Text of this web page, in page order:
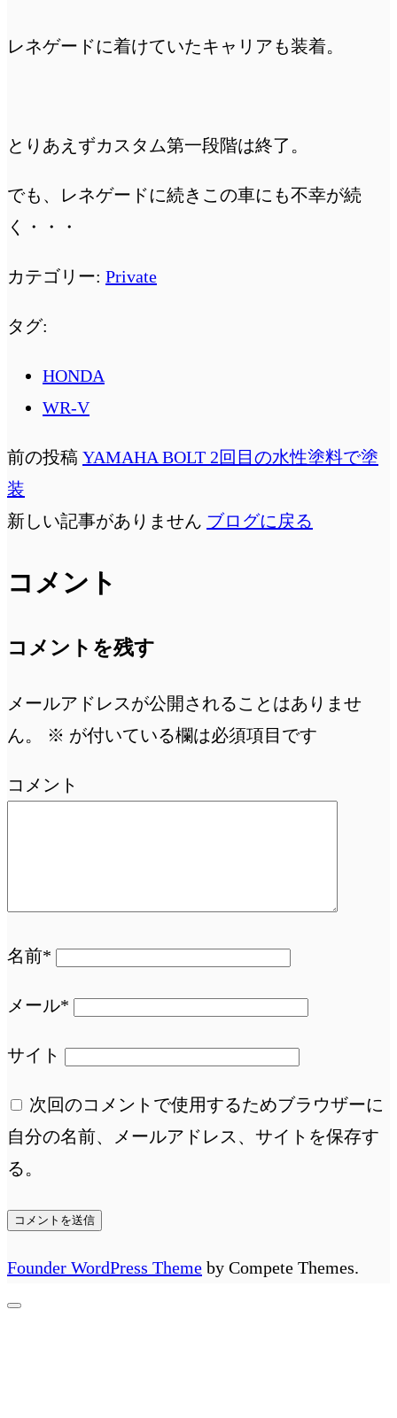
レネゲードに着けていたキャリアも装着。
とりあえずカスタム第一段階は終了。
でも、レネゲードに続きこの車にも不幸が続
く・・・
カテゴリー: Private
タグ:
HONDA
WR-V
前の投稿 YAMAHA BOLT 2回目の水性塗料で塗
装
新しい記事がありません ブログに戻る
コメント
コメントを残す
メールアドレスが公開されることはありませ
ん。
※ が付いている欄は必須項目です
コメント
名前*
メール*
サイト
次回のコメントで使用するためブラウザーに
自分の名前、メールアドレス、サイトを保存す
る。
Founder WordPress Theme by Compete Themes.
先